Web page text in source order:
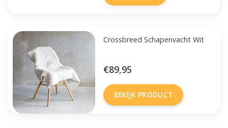
Crossbreed Schapenvacht Wit
€89,95
BEKIJK PRODUCT